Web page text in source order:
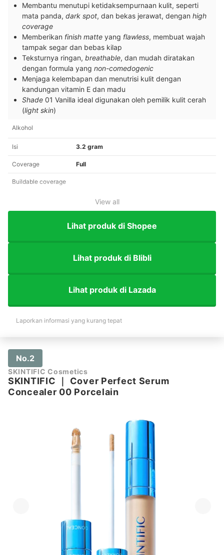
Membantu menutupi ketidaksempurnaan kulit, seperti
mata panda, dark spot, dan bekas jerawat, dengan high
coverage
Memberikan finish matte yang flawless, membuat wajah
tampak segar dan bebas kilap
Teksturnya ringan, breathable, dan mudah diratakan
dengan formula yang non-comedogenic
Menjaga kelembapan dan menutrisi kulit dengan
kandungan vitamin E dan madu
Shade 01 Vanilla ideal digunakan oleh pemilik kulit cerah
(light skin)
Alkohol
Isi 3.2 gram
Coverage Full
Buildable coverage
View all
Lihat produk di Shopee
Lihat produk di Blibli
Lihat produk di Lazada
Laporkan informasi yang kurang tepat
No.2
SKINTIFIC Cosmetics
SKINTIFIC
Cover Perfect Serum
Concealer 00 Porcelain